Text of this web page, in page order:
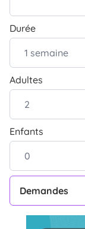
Durée
Adultes
Enfants
Demandes